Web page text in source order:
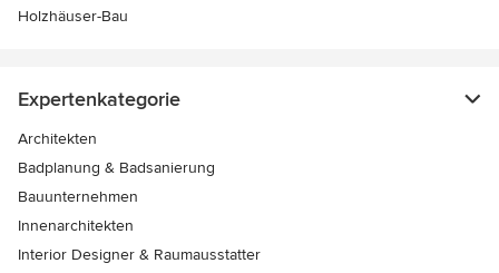
Holzhäuser-Bau
Expertenkategorie
Architekten
Badplanung & Badsanierung
Bauunternehmen
Innenarchitekten
Interior Designer & Raumausstatter